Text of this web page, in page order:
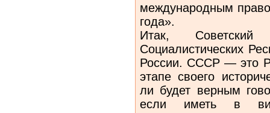
международным
года».
Итак,
Социалистических
России. СССР — это
этапе своего
ли будет верным
если иметь в